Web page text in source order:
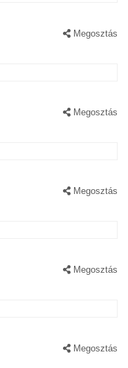
Megosztás
Megosztás
Megosztás
Megosztás
Megosztás